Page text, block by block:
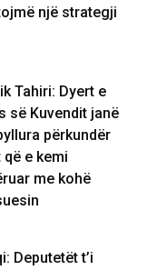
një strategji
Tahiri: Dyert e
së Kuvendit janë
përkundër
e kemi
me kohë
Deputetët t’i